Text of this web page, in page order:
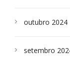
outubro 2024
setembro